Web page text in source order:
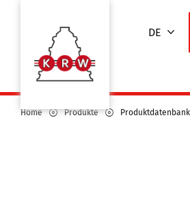
DE
Home Produkte Produktdatenbank